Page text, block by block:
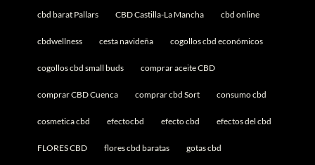
cbd barat Pallars CBD Castilla-La Mancha cbd online
cbdwellness cesta navideña cogollos cbd económicos
cogollos cbd small buds comprar aceite CBD
comprar CBD Cuenca comprar cbd Sort consumo cbd
cosmetica cbd efectocbd efecto cbd efectos del cbd
FLORES CBD flores cbd baratas gotas cbd